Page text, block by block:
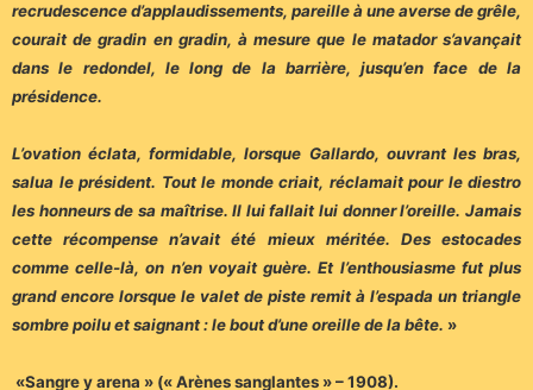
recrudescence d’applaudissements, pareille à une averse de grêle,
courait de gradin en gradin, à mesure que le matador s’avançait
dans le redondel, le long de la barrière, jusqu’en face de la
présidence.
L’ovation éclata, formidable, lorsque Gallardo, ouvrant les bras,
salua le président. Tout le monde criait, réclamait pour le diestro
les honneurs de sa maîtrise. Il lui fallait lui donner l’oreille. Jamais
cette récompense n’avait été mieux méritée. Des estocades
comme celle-là, on n’en voyait guère. Et l’enthousiasme fut plus
grand encore lorsque le valet de piste remit à l’espada un triangle
sombre poilu et saignant : le bout d’une oreille de la bête. »
«Sangre y arena » (« Arènes sanglantes » – 1908).